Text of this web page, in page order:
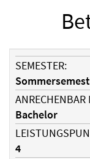
SEMESTER:
ANRECHENBAR
Bachelor
4